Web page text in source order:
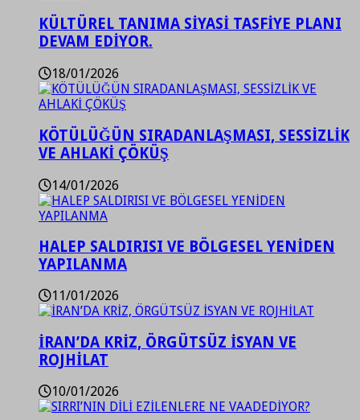
KÜLTÜREL TANIMA SİYASİ TASFİYE PLANI
DEVAM EDİYOR.
18/01/2026
KÖTÜLÜĞÜN SIRADANLAŞMASI, SESSİZLİK
VE AHLAKİ ÇÖKÜŞ
14/01/2026
HALEP SALDIRISI VE BÖLGESEL YENİDEN
YAPILANMA
11/01/2026
İRAN’DA KRİZ, ÖRGÜTSÜZ İSYAN VE
ROJHİLAT
10/01/2026